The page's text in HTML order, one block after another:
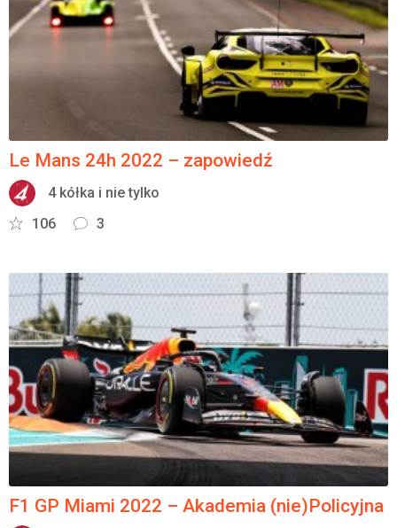
Le Mans 24h 2022 – zapowiedź
4 kółka i nie tylko
106
3
F1 GP Miami 2022 – Akademia (nie)Policyjna